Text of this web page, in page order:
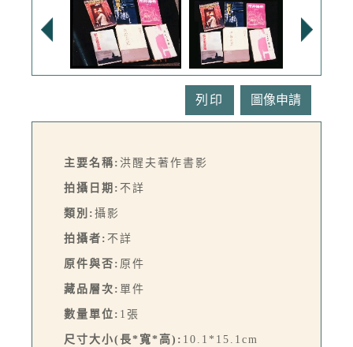
列印
主要名稱: 洪醒夫著作書影
拍攝日期: 不詳
類別: 攝影
拍攝者: 不詳
原件與否: 原件
藏品層次: 單件
數量單位: 1張
尺寸大小(長*寬*高): 10.1*15.1cm